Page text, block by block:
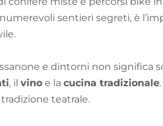
sentieri segreti, è
e dintorni non significa
, il vino e la cucina tradizionale
tradizione teatrale.